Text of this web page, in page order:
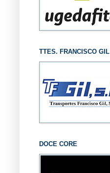
TTES. FRANCISCO GIL
DOCE CORE